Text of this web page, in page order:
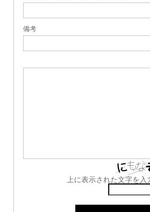
備考
上に表示された文字を入